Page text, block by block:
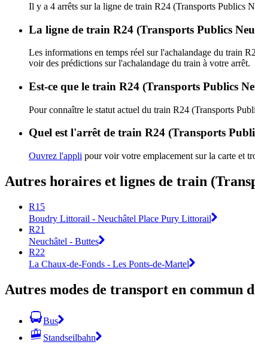
Il y a 4 arrêts sur la ligne de train R24 (Transports Publics
La ligne de train R24 (Transports Publics
Les informations en temps réel sur l'achalandage du train
voir des prédictions sur l'achalandage du train à votre arrêt.
Est-ce que le train R24 (Transports Publics
Pour connaître le statut actuel du train R24 (Transports
Quel est l'arrêt de train R24 (Transports
Ouvrez l'appli pour voir votre emplacement sur la carte et
Autres horaires et lignes de train
R15
Boudry Littorail - Neuchâtel Place Pury Littorail
R21
Neuchâtel - Buttes
R22
La Chaux-de-Fonds - Les Ponts-de-Martel
Autres modes de transport en commun
Bus
Standseilbahn